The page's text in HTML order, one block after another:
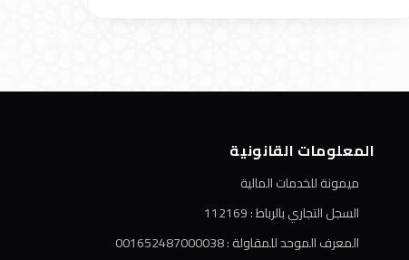
المعلومات القانونية
ميمونة للخدمات المالية
السجل التجاري بالرباط :⁦112169⁩
المعرف الموحد للمقاولة :⁦001652487000038⁩